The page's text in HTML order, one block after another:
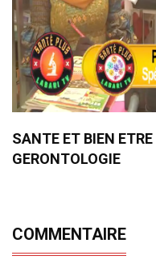
SANTE ET BIEN
GERONTOLOGIE
COMMENTAIRE